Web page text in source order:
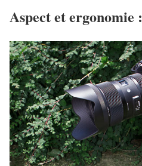
Aspect et ergonomie :